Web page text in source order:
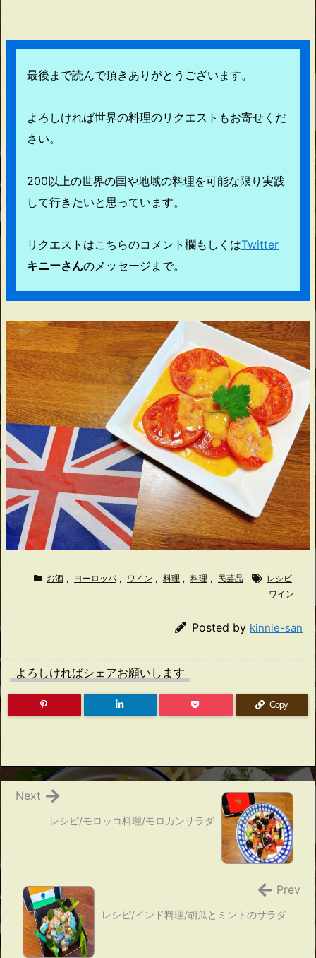
最後まで読んで頂きありがとうございます。
よろしければ世界の料理のリクエストもお寄せくだ
さい。
200以上の世界の国や地域の料理を可能な限り実践
して行きたいと思っています。
リクエストはこちらのコメント欄もしくはTwitter
キニーさんのメッセージまで。
お酒 , ヨーロッパ , ワイン , 料理 , 料理 , 民芸品 レシピ ,
ワイン
Posted by kinnie-san
よろしければシェアお願いします
Copy
レシピ/モロッコ料理/モロカンサラダ
Next
レシピ/インド料理/胡瓜とミントのサラダ
Prev